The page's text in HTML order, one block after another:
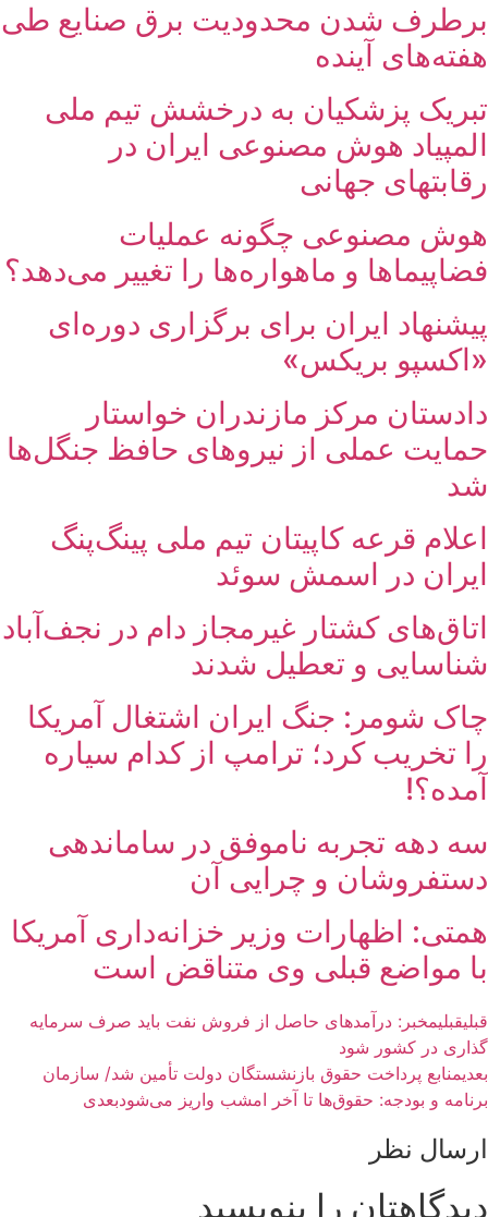
برطرف شدن محدودیت‌ برق صنایع طی
هفته‌های آینده
تبریک پزشکیان به درخشش تیم ملی
المپیاد هوش مصنوعی ایران در
رقابتهای جهانی
هوش مصنوعی چگونه عملیات
فضاپیماها و ماهواره‌ها را تغییر می‌دهد؟
پیشنهاد ایران برای برگزاری دوره‌ای
«اکسپو بریکس»
دادستان مرکز مازندران خواستار
حمایت عملی از نیروهای حافظ جنگل‌ها
شد
اعلام قرعه کاپیتان تیم ملی پینگ‌پنگ
ایران در اسمش سوئد
اتاق‌های کشتار غیرمجاز دام در نجف‌آباد
شناسایی و تعطیل شدند
چاک شومر: جنگ ایران اشتغال آمریکا
را تخریب کرد؛ ترامپ از کدام سیاره
آمده؟!
سه دهه تجربه ناموفق در ساماندهی
دستفروشان و چرایی آن
همتی: اظهارات وزیر خزانه‌داری آمریکا
با مواضع قبلی وی متناقض است
قبلیقبلیمخبر: درآمدهای حاصل از فروش نفت باید صرف سرمایه
گذاری در کشور شود
بعدیمنابع پرداخت حقوق بازنشستگان دولت تأمین شد/ سازمان
برنامه و بودجه: حقوق‌ها تا آخر امشب واریز می‌شودبعدی
ارسال نظر
دیدگاهتان را بنویسید